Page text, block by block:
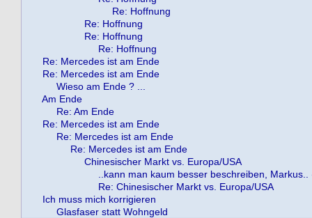
Re: Hoffnung
Re: Hoffnung
Re: Hoffnung
Re: Hoffnung
Re: Mercedes ist am Ende
Re: Mercedes ist am Ende
Wieso am Ende ? ...
Am Ende
Re: Am Ende
Re: Mercedes ist am Ende
Re: Mercedes ist am Ende
Re: Mercedes ist am Ende
Chinesischer Markt vs. Europa/USA
..kann man kaum besser beschreiben, Markus..
Re: Chinesischer Markt vs. Europa/USA
Ich muss mich korrigieren
Glasfaser statt Wohngeld